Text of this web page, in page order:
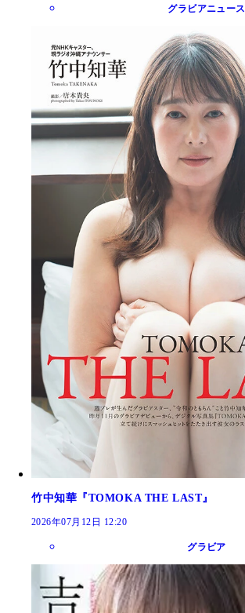
グラビアニュース
竹中知華『TOMOKA THE LAST』
2026年07月12日 12:20
グラビア